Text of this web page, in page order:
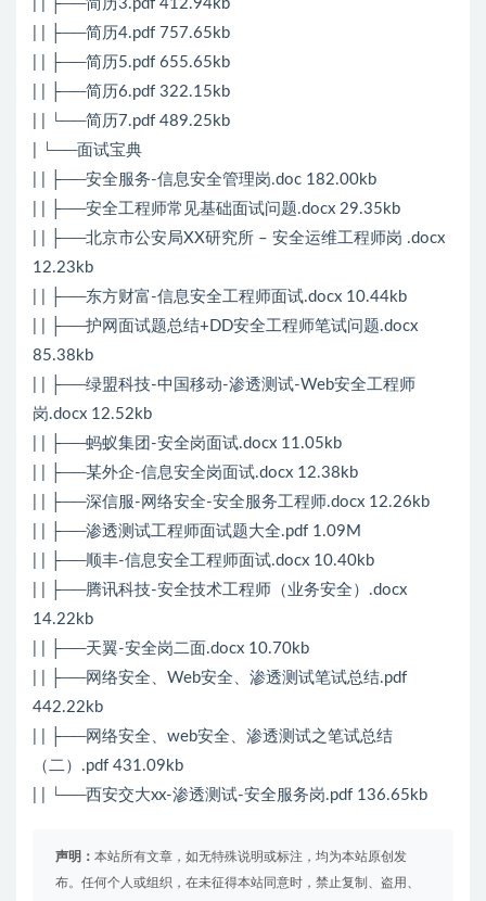
| | ├──简历3.pdf 412.94kb
| | ├──简历4.pdf 757.65kb
| | ├──简历5.pdf 655.65kb
| | ├──简历6.pdf 322.15kb
| | └──简历7.pdf 489.25kb
| └──面试宝典
| | ├──安全服务-信息安全管理岗.doc 182.00kb
| | ├──安全工程师常见基础面试问题.docx 29.35kb
| | ├──北京市公安局XX研究所 – 安全运维工程师岗 .docx
12.23kb
| | ├──东方财富-信息安全工程师面试.docx 10.44kb
| | ├──护网面试题总结+DD安全工程师笔试问题.docx
85.38kb
| | ├──绿盟科技-中国移动-渗透测试-Web安全工程师
岗.docx 12.52kb
| | ├──蚂蚁集团-安全岗面试.docx 11.05kb
| | ├──某外企-信息安全岗面试.docx 12.38kb
| | ├──深信服-网络安全-安全服务工程师.docx 12.26kb
| | ├──渗透测试工程师面试题大全.pdf 1.09M
| | ├──顺丰-信息安全工程师面试.docx 10.40kb
| | ├──腾讯科技-安全技术工程师（业务安全）.docx
14.22kb
| | ├──天翼-安全岗二面.docx 10.70kb
| | ├──网络安全、Web安全、渗透测试笔试总结.pdf
442.22kb
| | ├──网络安全、web安全、渗透测试之笔试总结
（二）.pdf 431.09kb
| | └──西安交大xx-渗透测试-安全服务岗.pdf 136.65kb
声明： 本站所有文章，如无特殊说明或标注，均为本站原创发
布。任何个人或组织，在未征得本站同意时，禁止复制、盗用、